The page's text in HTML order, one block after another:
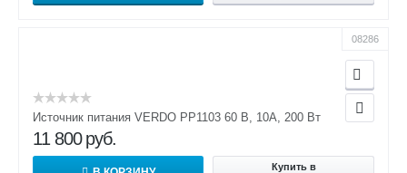
08286
Источник питания VERDO PP1103 60 В, 10А, 200 Вт
11 800 руб.
Купить в